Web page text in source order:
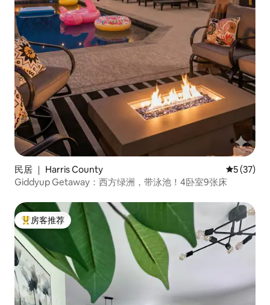
民居 ｜ Harris County 平均评分
5 (37)
Giddyup Getaway：西方绿洲，带泳池！4卧室9张床
热门「房客推荐」
房客推荐